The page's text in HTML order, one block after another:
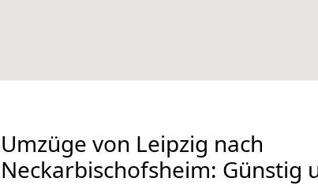
Umzüge von Leipzig nach
Neckarbischofsheim: Günstig